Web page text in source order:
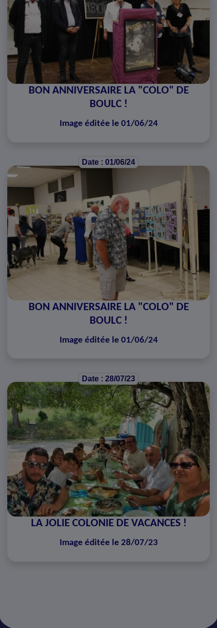
BON ANNIVERSAIRE LA "COLO" DE
BOULC !
Image éditée le 01/06/24
Date : 01/06/24
BON ANNIVERSAIRE LA "COLO" DE
BOULC !
Image éditée le 01/06/24
Date : 28/07/23
LA JOLIE COLONIE DE VACANCES !
Image éditée le 28/07/23